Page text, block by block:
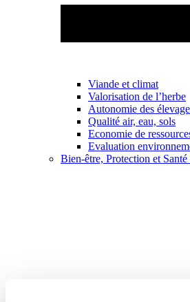
Viande et climat
Valorisation de l’herbe
Autonomie des
Qualité air, eau, sols
Economie de
Evaluation
Bien-être, Protection et